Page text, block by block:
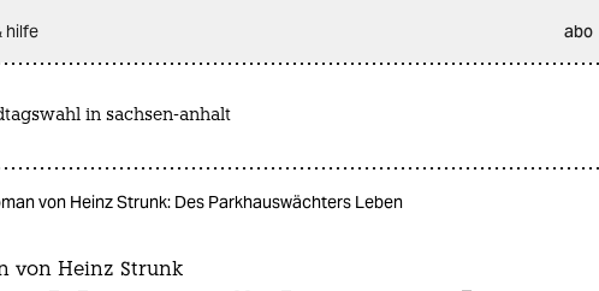
hilfe abo
in sachsen-anhalt
von Heinz Strunk: Des Parkhauswächters Leben
von Heinz Strunk